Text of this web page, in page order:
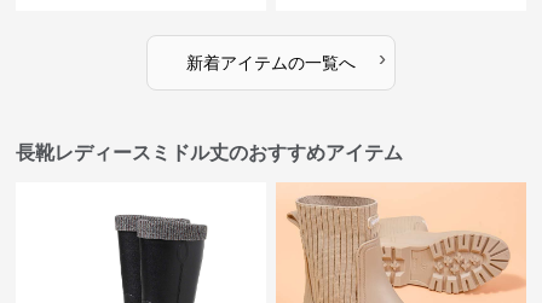
新着アイテムの一覧へ ›
長靴レディースミドル丈のおすすめアイテム